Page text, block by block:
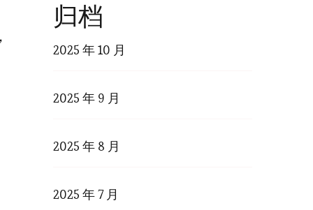
归档
2025 年 10 月
2025 年 9 月
2025 年 8 月
2025 年 7 月